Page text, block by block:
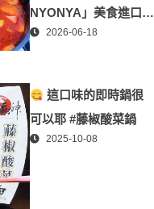
9折
NYONYA」美食進口商
廣紘國際進口！讓人直
魚也超讚
2026-06-18
這口味的即時鍋很
可以耶 #藤椒酸菜鍋
2025-10-08